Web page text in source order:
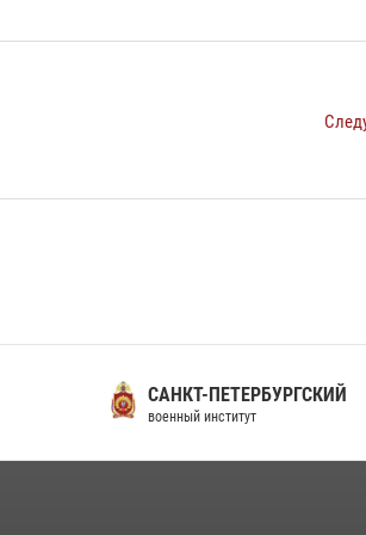
САНКТ-ПЕТЕРБУРГСКИЙ
военный институт